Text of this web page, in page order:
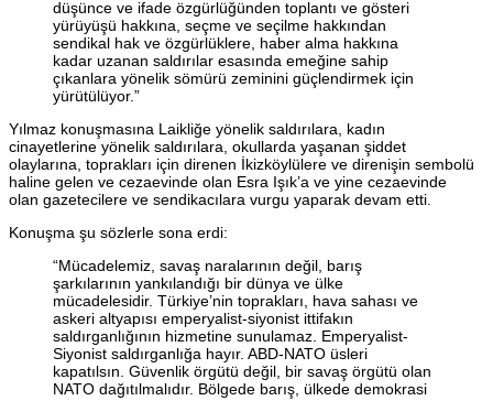
düşünce ve ifade özgürlüğünden toplantı ve gösteri
yürüyüşü hakkına, seçme ve seçilme hakkından
sendikal hak ve özgürlüklere, haber alma hakkına
kadar uzanan saldırılar esasında emeğine sahip
çıkanlara yönelik sömürü zeminini güçlendirmek için
yürütülüyor.”
Yılmaz konuşmasına Laikliğe yönelik saldırılara, kadın
cinayetlerine yönelik saldırılara, okullarda yaşanan şiddet
olaylarına, toprakları için direnen İkizköylülere ve direnişin sembolü
haline gelen ve cezaevinde olan Esra Işık’a ve yine cezaevinde
olan gazetecilere ve sendikacılara vurgu yaparak devam etti.
Konuşma şu sözlerle sona erdi:
“Mücadelemiz, savaş naralarının değil, barış
şarkılarının yankılandığı bir dünya ve ülke
mücadelesidir. Türkiye’nin toprakları, hava sahası ve
askeri altyapısı emperyalist-siyonist ittifakın
saldırganlığının hizmetine sunulamaz. Emperyalist-
Siyonist saldırganlığa hayır. ABD-NATO üsleri
kapatılsın. Güvenlik örgütü değil, bir savaş örgütü olan
NATO dağıtılmalıdır. Bölgede barış, ülkede demokrasi